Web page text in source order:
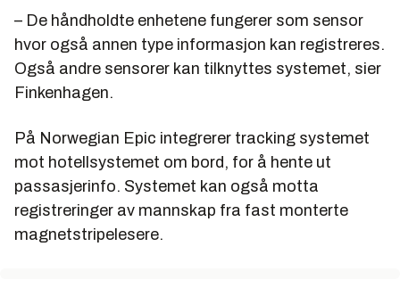
– De håndholdte enhetene fungerer som sensor
hvor også annen type informasjon kan registreres.
Også andre sensorer kan tilknyttes systemet, sier
Finkenhagen.
På Norwegian Epic integrerer tracking systemet
mot hotellsystemet om bord, for å hente ut
passasjerinfo. Systemet kan også motta
registreringer av mannskap fra fast monterte
magnetstripelesere.